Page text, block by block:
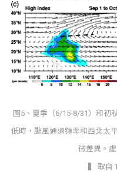
圖5、夏季（6/15-8/31）和初
低時，颱風通過頻率和西北太
徵差異。
▍ 取自